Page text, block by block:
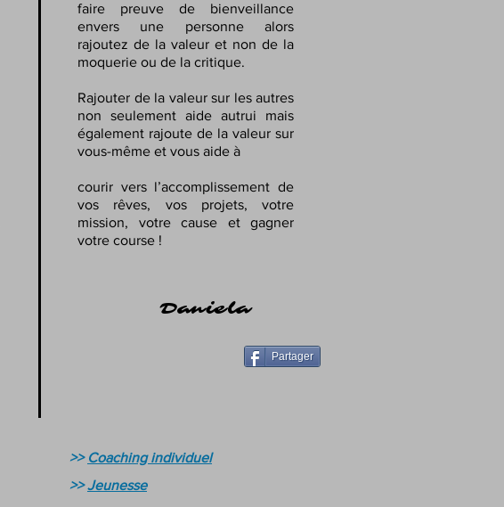
faire preuve de bienveillance
envers une personne alors
rajoutez de la valeur et non de la
moquerie ou de la critique.
Rajouter de la valeur sur les autres
non seulement aide autrui mais
également rajoute de la valeur sur
vous-même et vous aide à
courir vers l’accomplissement de
vos rêves, vos projets, votre
mission, votre cause et gagner
votre course !
Daniela
Partager
>> Coaching individuel
>>Jeunesse